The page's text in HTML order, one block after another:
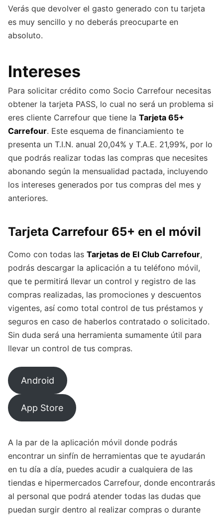
Verás que devolver el gasto generado con tu tarjeta
es muy sencillo y no deberás preocuparte en
absoluto.
Intereses
Para solicitar crédito como Socio Carrefour necesitas
obtener la tarjeta PASS, lo cual no será un problema si
eres cliente Carrefour que tiene la Tarjeta 65+
Carrefour. Este esquema de financiamiento te
presenta un T.I.N. anual 20,04% y T.A.E. 21,99%, por lo
que podrás realizar todas las compras que necesites
abonando según la mensualidad pactada, incluyendo
los intereses generados por tus compras del mes y
anteriores.
Tarjeta Carrefour 65+ en el móvil
Como con todas las Tarjetas de El Club Carrefour,
podrás descargar la aplicación a tu teléfono móvil,
que te permitirá llevar un control y registro de las
compras realizadas, las promociones y descuentos
vigentes, así como total control de tus préstamos y
seguros en caso de haberlos contratado o solicitado.
Sin duda será una herramienta sumamente útil para
llevar un control de tus compras.
Android
App Store
A la par de la aplicación móvil donde podrás
encontrar un sinfín de herramientas que te ayudarán
en tu día a día, puedes acudir a cualquiera de las
tiendas e hipermercados Carrefour, donde encontrarás
al personal que podrá atender todas las dudas que
puedan surgir dentro al realizar compras o durante